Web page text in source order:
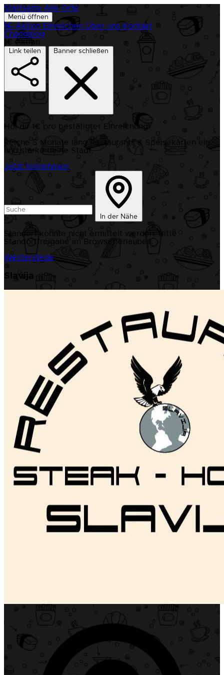
Startseite Alle Orte
Menü öffnen
1€-Aktion Einreichen Über uns Kontakt
Changelog
1€ Aktion
Link teilen Banner schließen
Hol dir 1€ pro bestätigter Einreichung!
Reiche 5 Monate lang Restaurants & Speisekarten ein
und stärke deine Stadt.
Jetzt teilnehmen
In der Nähe
Standort konnte nicht ermittelt werden. Bitte
Standortfreigabe im Browser erlauben.
Westerstede
Slavija